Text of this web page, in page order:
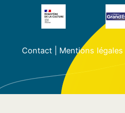
Contact| Mentions légales